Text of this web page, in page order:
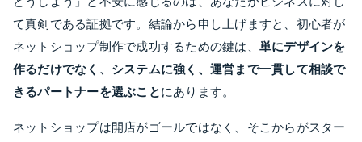
て真剣である証拠です。結論から申し上げますと、初心者が
ネットショップ制作で成功するための鍵は、 単にデザインを
作るだけでなく、システムに強く、運営まで一貫して相談で
きるパートナーを選ぶことにあります。
ネットショップは開店がゴールではなく、そこからがスター